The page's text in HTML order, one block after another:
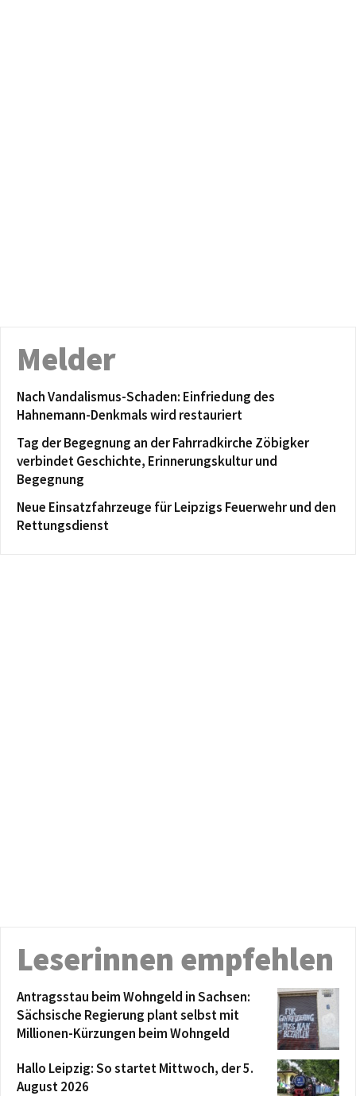
Melder
Nach Vandalismus-Schaden: Einfriedung des
Hahnemann-Denkmals wird restauriert
Tag der Begegnung an der Fahrradkirche Zöbigker
verbindet Geschichte, Erinnerungskultur und
Begegnung
Neue Einsatzfahrzeuge für Leipzigs Feuerwehr und den
Rettungsdienst
Leserinnen empfehlen
Antragsstau beim Wohngeld in Sachsen:
Sächsische Regierung plant selbst mit
Millionen-Kürzungen beim Wohngeld
Hallo Leipzig: So startet Mittwoch, der 5.
August 2026